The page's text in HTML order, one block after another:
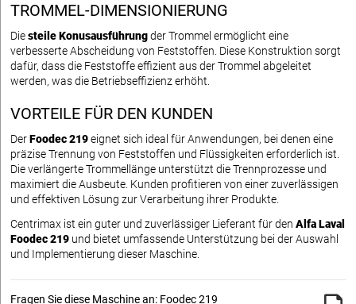
TROMMEL-DIMENSIONIERUNG
Diesteile Konusausführungder Trommel ermöglicht eine
verbesserte Abscheidung von Feststoffen. Diese Konstruktion sorgt
dafür, dass die Feststoffe effizient aus der Trommel abgeleitet
werden, was die Betriebseffizienz erhöht.
VORTEILE FÜR DEN KUNDEN
DerFoodec 219eignet sich ideal für Anwendungen, bei denen eine
präzise Trennung von Feststoffen und Flüssigkeiten erforderlich ist.
Die verlängerte Trommellänge unterstützt die Trennprozesse und
maximiert die Ausbeute. Kunden profitieren von einer zuverlässigen
und effektiven Lösung zur Verarbeitung ihrer Produkte.
Centrimax ist ein guter und zuverlässiger Lieferant für den Alfa Laval
Foodec 219 und bietet umfassende Unterstützung bei der Auswahl
und Implementierung dieser Maschine.
Fragen Sie diese Maschine an: Foodec 219